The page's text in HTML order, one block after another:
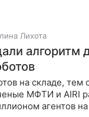
Лихота
алгоритм
на складе, тем
МФТИ и AIRI
агентов